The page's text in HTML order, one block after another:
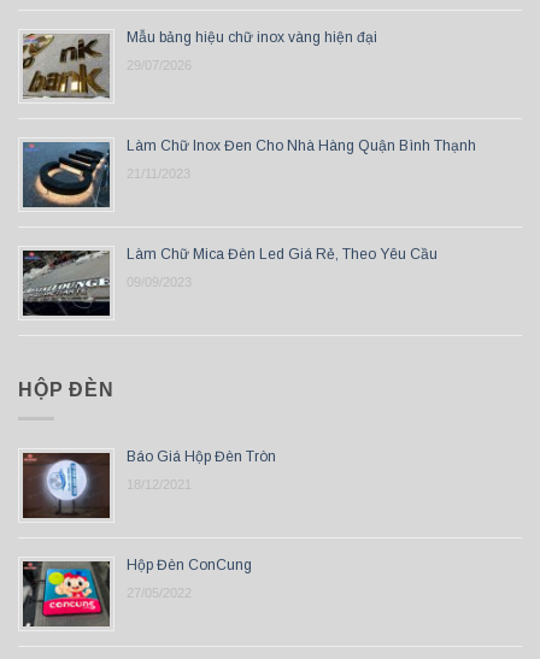
Mẫu bảng hiệu chữ inox vàng hiện đại
29/07/2026
Làm Chữ Inox Đen Cho Nhà Hàng Quận Bình Thạnh
21/11/2023
Làm Chữ Mica Đèn Led Giá Rẻ, Theo Yêu Cầu
09/09/2023
HỘP ĐÈN
Báo Giá Hộp Đèn Tròn
18/12/2021
Hộp Đèn ConCung
27/05/2022